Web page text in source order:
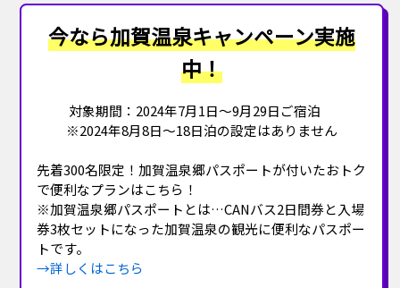
今なら加賀温泉キャンペーン実施
中！
対象期間：2024年7月1日～9月29日ご宿泊
※2024年8月8日～18日泊の設定はありません
先着300名限定！加賀温泉郷パスポートが付いたおトク
で便利なプランはこちら！
※加賀温泉郷パスポートとは…CANバス2日間券と入場
券3枚セットになった加賀温泉の観光に便利なパスポー
トです。
→詳しくはこちら